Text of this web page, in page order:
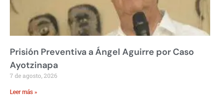
Prisión Preventiva a Ángel Aguirre por Caso
Ayotzinapa
7 de agosto, 2026
Leer más »